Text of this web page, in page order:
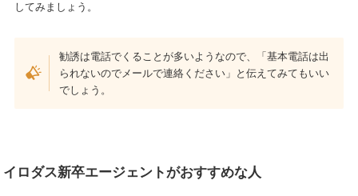
してみましょう。
勧誘は電話でくることが多いようなので、「基本電話は出
られないのでメールで連絡ください」と伝えてみてもいい
でしょう。
イロダス新卒エージェントがおすすめな人